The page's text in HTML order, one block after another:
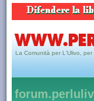
La Comunità per L'Ulivo,